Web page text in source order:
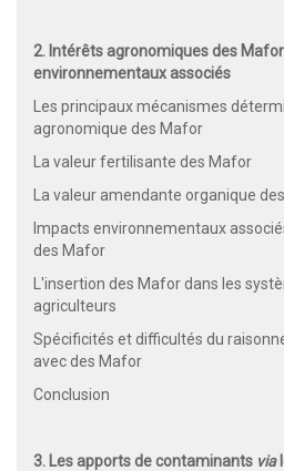
2. Intérêts agronomiques des
environnementaux associés
Les principaux mécanismes
agronomique des Mafor
La valeur fertilisante des Mafor
La valeur amendante organique
Impacts environnementaux
des Mafor
L'insertion des Mafor dans les
agriculteurs
Spécificités et difficultés du
avec des Mafor
Conclusion
3. Les apports de contaminants via